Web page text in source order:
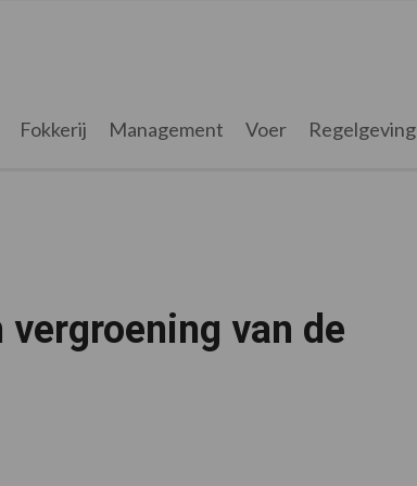
Fokkerij Management Voer Regelgeving
van de